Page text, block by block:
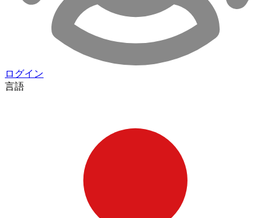
ログイン
言語